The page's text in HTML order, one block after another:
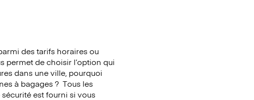
des tarifs horaires ou
permet de choisir l’option qui
dans une ville, pourquoi
à bagages ? Tous les
est fourni si vous